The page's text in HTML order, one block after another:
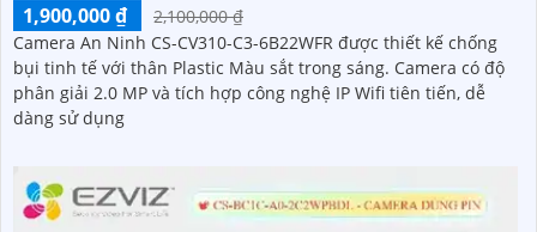
1,900,000 ₫
2,100,000 ₫
Camera An Ninh CS-CV310-C3-6B22WFR được thiết kế chống
bụi tinh tế với thân Plastic Màu sắt trong sáng. Camera có độ
phân giải 2.0 MP và tích hợp công nghệ IP Wifi tiên tiến, dễ
dàng sử dụng